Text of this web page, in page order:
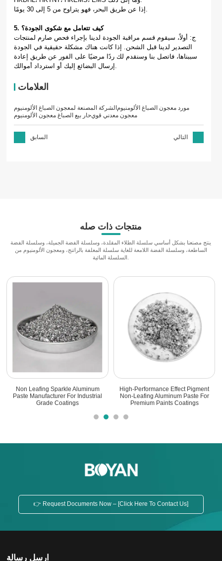
5. كيف تتعامل مع شكوى الجودة؟
ج: أولاً، سيقوم قسم مراقبة الجودة لدينا بإجراء فحص صارم لمنتجات
التصدير لدينا قبل الشحن. إذا كانت هناك مشكلة حقيقية في الجودة
سببناها، فاتصل بنا وسنقدم لك ردًا مرضيًا على الفور عن طريق إعادة
العلامات
الشركة المصنعة لمعجون الصباغ الألومنيوممورد معجون الصباغ الألومنيوم
حار بيع الصباغ معجون الألومنيوممعجون معدني قوي
السابق التالي
منتجات ذات صله
ينتج مصنعنا بشكل أساسي سلسلة الطلاء المقلدة، وسلسلة الفضة الجميلة، وسلسلة الفضة
الساطعة، وسلسلة الفضة اللامعة للغاية سلسلة المغلفة بالراتنج، ومعجون الألومنيوم من
Non-Leafing Aluminum Paste -
High-Performance Metallic
Pigments
High Quality Non-Leafing Aluminum
Paste For Marine Bottom Paint
👉 Request Documents Now – [Click Here To Contact Us]
ارسل رسالة